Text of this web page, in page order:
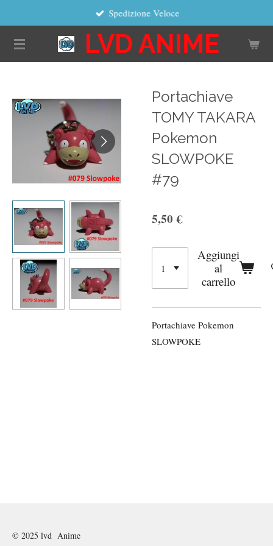
contenuto
principale
LVD ANIME
Spedizione Veloce
Portachiave
TOMY TAKARA
Pokemon
SLOWPOKE
#79
5,50 €
Aggiungi
al
carrello
Portachiave Pokemon
SLOWPOKE
© 2025 lvd Anime